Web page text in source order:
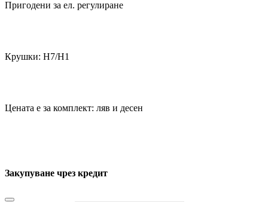
Пригодени за ел. регулиране
Крушки: Н7/H1
Цената е за комплект: ляв и десен
Закупуване чрез кредит